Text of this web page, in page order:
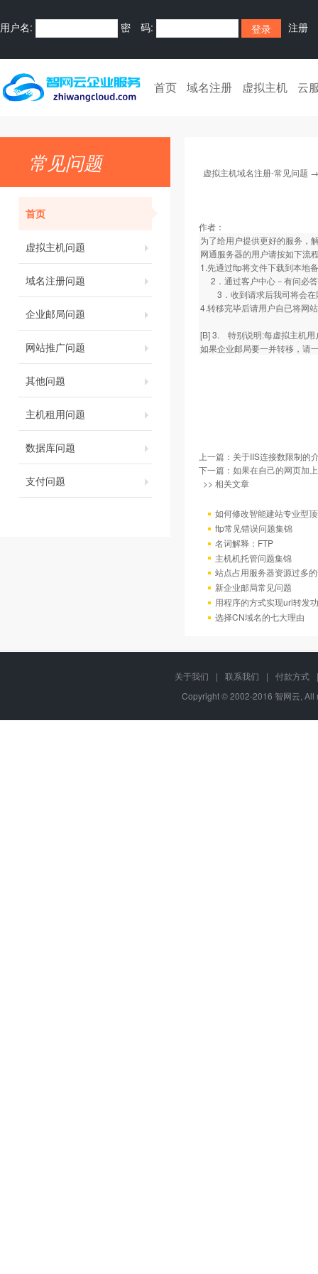
用户名: 密 码: 注册
首页 域名注册 虚拟主机 云
常见问题
首页
虚拟主机问题
域名注册问题
企业邮局问题
网站推广问题
其他问题
主机租用问题
数据库问题
支付问题
虚拟主机域名注册-常见问题
作者：
为了给用户提供更好的服务，
网通服务器的用户请按如下流
1.先通过ftp将文件下载到本地
2．通过客户中心－有问必
3．收到请求后我司将会在
4.转移完毕后请用户自已将网
[B] 3. 特别说明:每虚拟主机用
如果企业邮局要一并转移，请
上一篇： 关于IIS连接数限制的
下一篇： 如果在自己的网页加
>> 相关文章
如何修改智能建站专业型
ftp常见错误问题集锦
名词解释：FTP
主机机托管问题集锦
站点占用服务器资源过多
新企业邮局常见问题
用程序的方式实现url转发
选择CN域名的七大理由
关于我们 | 联系我们 | 付款方式
|
Copyright © 2002-2016 智网云,